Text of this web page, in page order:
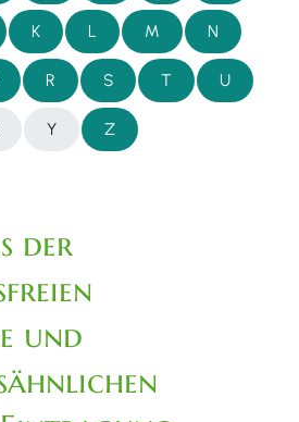
K L M N
R S T U
Y Z
der
und